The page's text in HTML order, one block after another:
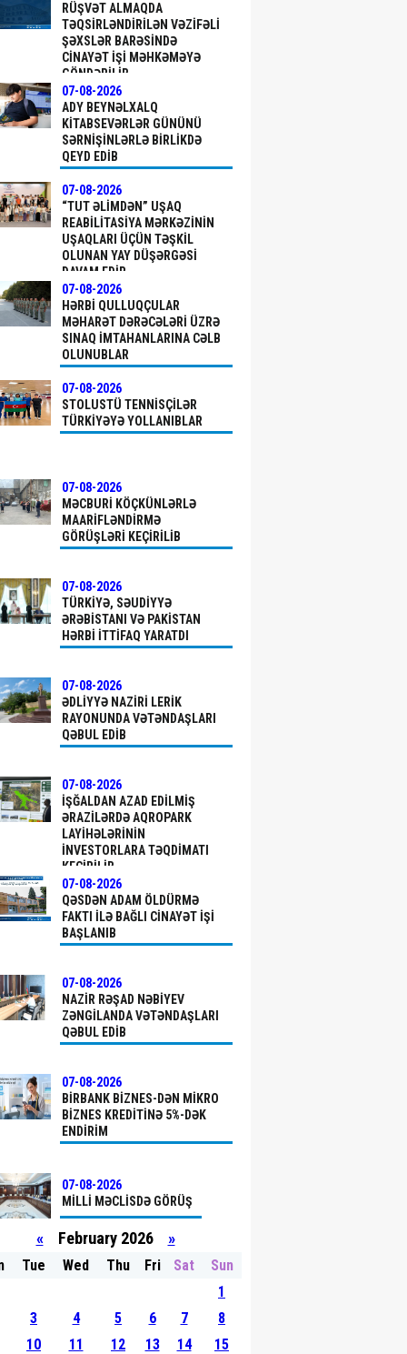
RÜŞVƏT ALMAQDA
TƏQSIRLƏNDIRILƏN VƏZIFƏLI
ŞƏXSLƏR BARƏSINDƏ
CINAYƏT IŞI MƏHKƏMƏYƏ
GÖNDƏRILIB
07-08-2026
ADY BEYNƏLXALQ
KITABSEVƏRLƏR GÜNÜNÜ
SƏRNIŞINLƏRLƏ BIRLIKDƏ
QEYD EDIB
07-08-2026
“TUT ƏLIMDƏN” UŞAQ
REABILITASIYA MƏRKƏZININ
UŞAQLARI ÜÇÜN TƏŞKIL
OLUNAN YAY DÜŞƏRGƏSI
DAVAM EDIR
07-08-2026
HƏRBI QULLUQÇULAR
MƏHARƏT DƏRƏCƏLƏRI ÜZRƏ
SINAQ IMTAHANLARINA CƏLB
OLUNUBLAR
07-08-2026
STOLUSTÜ TENNISÇILƏR
TÜRKIYƏYƏ YOLLANIBLAR
07-08-2026
MƏCBURI KÖÇKÜNLƏRLƏ
MAARIFLƏNDIRMƏ
GÖRÜŞLƏRI KEÇIRILIB
07-08-2026
TÜRKIYƏ, SƏUDIYYƏ
ƏRƏBISTANI VƏ PAKISTAN
HƏRBI ITTIFAQ YARATDI
07-08-2026
ƏDLIYYƏ NAZIRI LERIK
RAYONUNDA VƏTƏNDAŞLARI
QƏBUL EDIB
07-08-2026
İŞĞALDAN AZAD EDILMIŞ
ƏRAZILƏRDƏ AQROPARK
LAYIHƏLƏRININ
INVESTORLARA TƏQDIMATI
KEÇIRILIB
07-08-2026
QƏSDƏN ADAM ÖLDÜRMƏ
FAKTI ILƏ BAĞLI CINAYƏT IŞI
BAŞLANIB
07-08-2026
NAZIR RƏŞAD NƏBIYEV
ZƏNGILANDA VƏTƏNDAŞLARI
QƏBUL EDIB
07-08-2026
BIRBANK BIZNES-DƏN MIKRO
BIZNES KREDITINƏ 5%-DƏK
ENDIRIM
07-08-2026
MILLI MƏCLISDƏ GÖRÜŞ
RESURSLARI ŞÖBƏSININ
MÜDIRI FƏRID NƏCƏFOV
QAXDA VƏTƏNDAŞLARLA
«February 2026 »
Tue Wed Thu Fri Sat
Sun
1
3 4 5 6 7
8
10 11 12 13 14
15